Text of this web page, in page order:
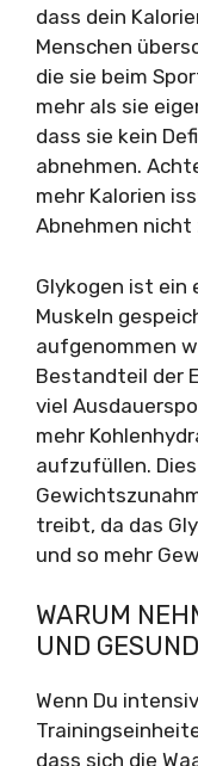
dass dein
Menschen
die sie beim
mehr als sie
dass sie kein
abnehmen.
mehr Kalorien
Abnehmen nicht
Glykogen ist ein
Muskeln
aufgenommen
Bestandteil der
viel
mehr
aufzufüllen.
treibt, da das
und so mehr
WARUM
UND
Wenn Du
dass sich die